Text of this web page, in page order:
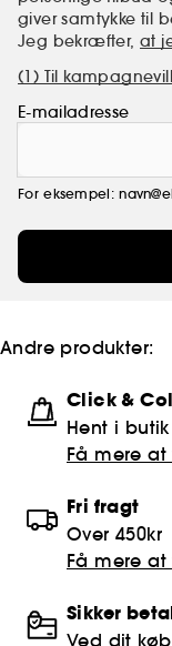
giver samtykke til
Jeg bekræfter,at
(1) Til
E-mailadresse
For eksempel:
Andre produkter:
Click &
Hent i butik
Få mere at
Fri fragt
Over 450kr
Få mere at
Sikker
Ved dit køb